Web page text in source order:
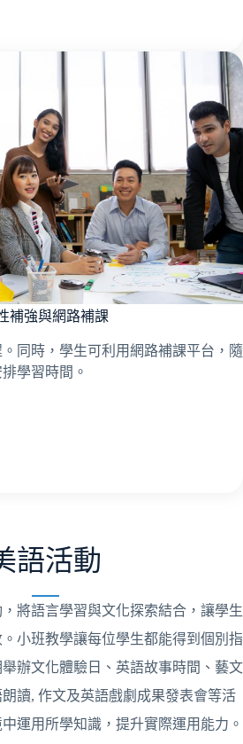
補強與網路補課
同時，學生可利用網路補課平台，隨
學習時間。
語活動
將語言學習與文化探索結合，讓學生
小班教學讓每位學生都能得到個別指
辦文化體驗日、英語故事時間、藝文
朗讀, 作文及英語戲劇成果發表會等活
運用所學知識，提升實際運用能力。